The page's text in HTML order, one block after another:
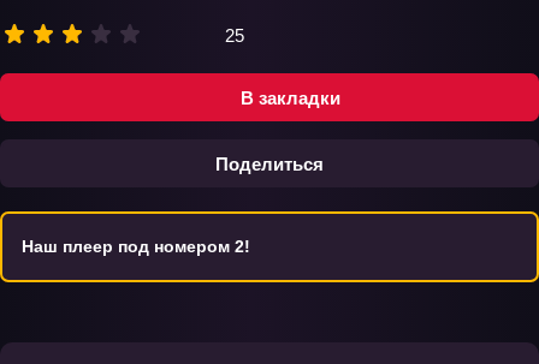
В закладки
Поделиться
25
Наш плеер под номером 2!